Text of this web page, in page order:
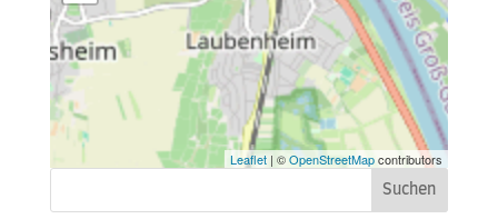
Leaflet | ©OpenStreetMapcontributors